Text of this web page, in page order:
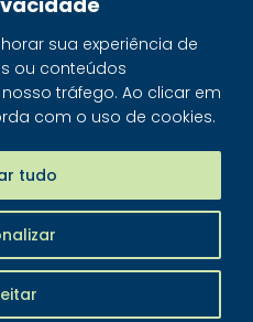
sua experiência de
ou conteúdos
tráfego. Ao clicar em
com o uso de cookies.
tudo
os direitos reservados